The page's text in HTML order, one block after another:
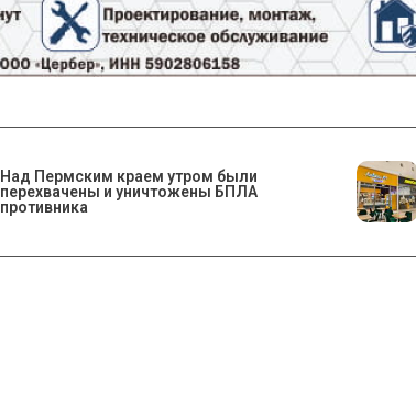
Над Пермским краем утром были
перехвачены и уничтожены БПЛА
противника